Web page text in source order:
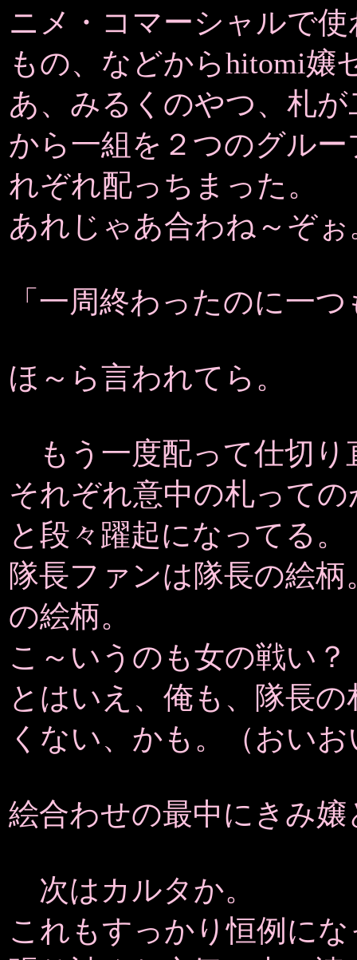
ニメ・コマーシャルで
もの、などからhitomi嬢
あ、みるくのやつ、札
から一組を２つのグルー
れぞれ配っちまった。
あれじゃあ合わね～ぞぉ
「一周終わったのに一
ほ～ら言われてら。
もう一度配って仕切り
それぞれ意中の札って
と段々躍起になってる。
隊長ファンは隊長の絵
の絵柄。
こ～いうのも女の戦い？
とはいえ、俺も、隊長
くない、かも。（おい
絵合わせの最中にきみ
次はカルタか。
これもすっかり恒例に